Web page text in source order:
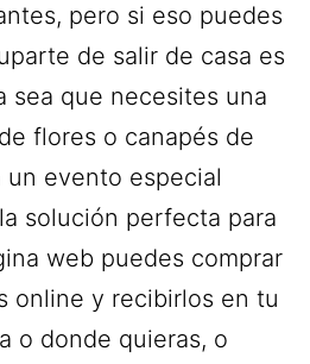
pero si eso puedes
de salir de casa es
sea que necesites una
flores o canapés de
un evento especial
solución perfecta para
web puedes comprar
online y recibirlos en tu
o donde quieras, o